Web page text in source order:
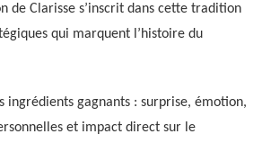
de Clarisse s’inscrit dans cette tradition
qui marquent l’histoire du
ingrédients gagnants : surprise, émotion,
et impact direct sur le